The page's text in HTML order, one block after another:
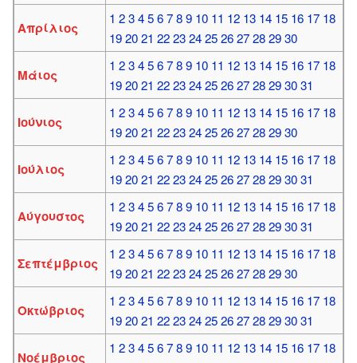
Απρίλιος
1 23456789 10 11 12 13 14 15 16 17 18
192021 222324252627282930
Μάιος
1 23456789 10 11 12 13 14 15 16 17 18
192021 22232425262728293031
Ιούνιος
1 23456789 10 11 12 13 14 15 16 17 18
192021 222324252627282930
Ιούλιος
1 23456789 10 11 12 13 14 15 16 17 18
192021 22232425262728293031
Αύγουστος
1 23456789 10 11 12 13 14 15 16 17 18
192021 22232425262728293031
Σεπτέμβριος
1 23456789 10 11 12 13 14 15 16 17 18
192021 222324252627282930
Οκτώβριος
1 23456789 10 11 12 13 14 15 16 17 18
192021 22232425262728293031
Νοέμβριος
1 23456789 10 11 12 13 14 15 16 17 18